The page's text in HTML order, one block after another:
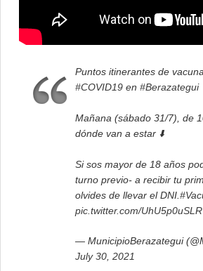
Puntos itinerantes de
#COVID19 en #Berazategui
Mañana (sábado 31/7), de
dónde van a estar ⬇️
Si sos mayor de 18 años
turno previo- a recibir tu
olvides de llevar el DNI.
pic.twitter.com/UhU5p0uSLR
— MunicipioBerazategui
July 30, 2021